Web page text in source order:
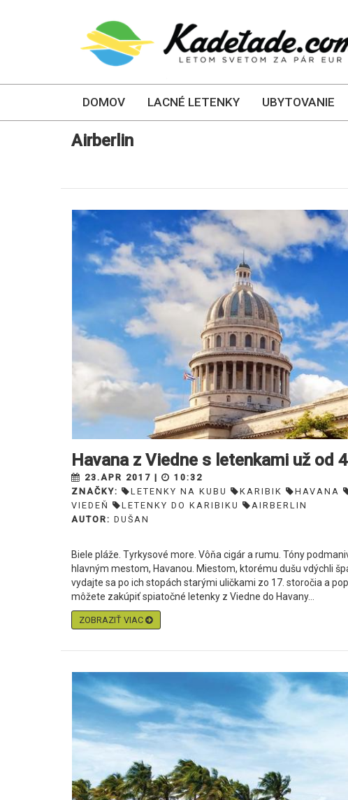
DOMOV LACNÉ LETENKY UBYTOVANIE
Airberlin
Havana z Viedne s letenkami už od
23.APR 2017 |
10:32
ZNAČKY:
LETENKY NA KUBU KARIBIK HAVANA
VIEDEŇ
LETENKY DO KARIBIKU
AIRBERLIN
AUTOR: DUŠAN
Biele pláže. Tyrkysové more. Vôňa cigár a rumu. Tóny
hlavným mestom, Havanou. Miestom, ktorému dušu vdýchli
vydajte sa po ich stopách starými uličkami zo 17. storočia a
môžete zakúpiť spiatočné letenky z Viedne do Havany...
ZOBRAZIŤ VIAC